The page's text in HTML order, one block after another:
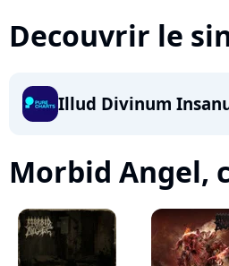
Decouvrir le
Illud Divinum
Morbid Angel,